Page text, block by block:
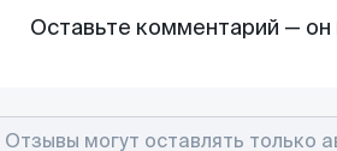
Оставьте комментарий —